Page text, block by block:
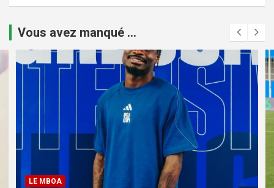
Vous avez manqué ...
LE MBOA